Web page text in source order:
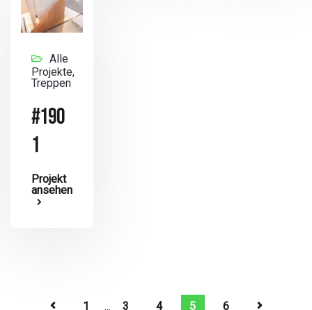
Alle
Projekte,
Treppen
#190
1
Projekt
ansehen
1 ... 3 4 5 6